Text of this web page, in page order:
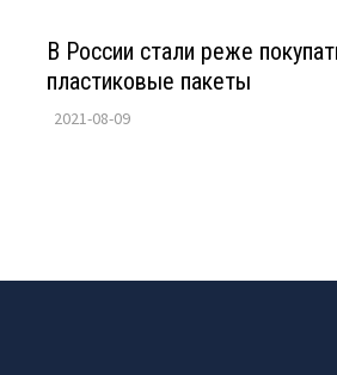
В России стали реже
пластиковые пакеты
2021-08-09